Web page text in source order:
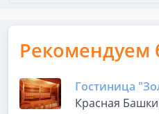
Рекомендуем
Гостиница
Красная